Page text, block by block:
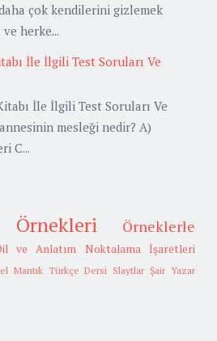
çok kendilerini gizlemek
herke...
İle İlgili Test Soruları Ve
İle İlgili Test Soruları Ve
mesleği nedir? A)
C...
Örnekleri
Örneklerle
ve Anlatım
Noktalama İşaretleri
Mantık Türkçe Dersi Slaytlar Şair Yazar